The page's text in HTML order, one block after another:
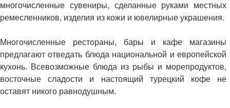
многочисленные сувениры, сделанные руками местных
ремесленников, изделия из кожи и ювелирные украшения.
Многочисленные рестораны, бары и кафе магазины
предлагают отведать блюда национальной и европейской
кухонь. Всевозможные блюда из рыбы и морепродуктов,
восточные сладости и настоящий турецкий кофе не
оставят никого равнодушным.